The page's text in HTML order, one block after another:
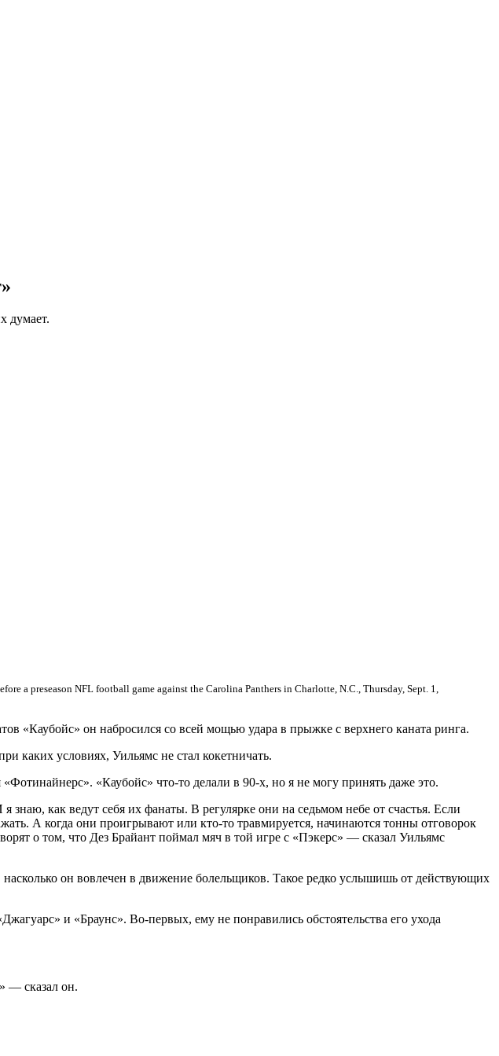
думает.
a preseason NFL football game against the Carolina Panthers in Charlotte, N.C., Thursday, Sept. 1,
«Каубойс» он набросился со всей мощью удара в прыжке с верхнего каната ринга.
каких условиях, Уильямс не стал кокетничать.
«Каубойс» что-то делали в 90-х, но я не могу принять даже это.
как ведут себя их фанаты. В регулярке они на седьмом небе от счастья. Если
А когда они проигрывают или кто-то травмируется, начинаются тонны отговорок
о том, что Дез Брайант поймал мяч в той игре с «Пэкерс» — сказал Уильямс
он вовлечен в движение болельщиков. Такое редко услышишь от действующих
и «Браунс». Во-первых, ему не понравились обстоятельства его ухода
— сказал он.